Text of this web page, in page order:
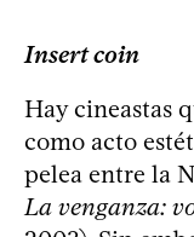
Insert coin
Hay cineastas
como acto
pelea entre la
La venganza: